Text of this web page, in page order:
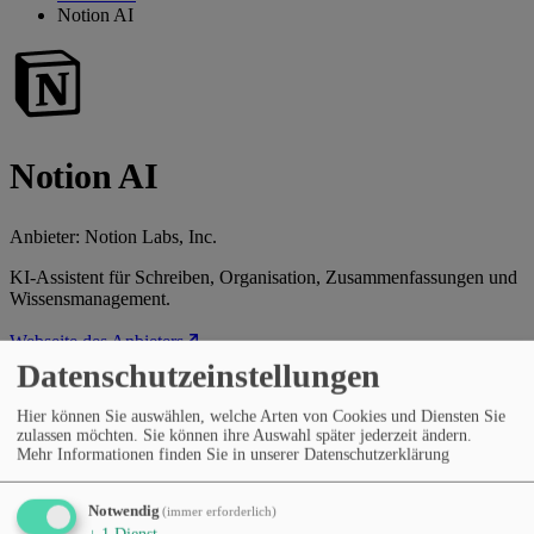
Notion AI
Notion AI
Anbieter: Notion Labs, Inc.
KI-Assistent für Schreiben, Organisation, Zusammenfassungen und
Wissensmanagement.
Webseite des Anbieters
Kategorien
AutomatisierungPräsentationen & DokumenteProduktivität
& WorkflowsLernen & BildungAufgaben- und
Preismodell
Kostenloser TarifAbonnement (monatlich/jährlich)
Datenschutzeinstellungen
Hier können Sie auswählen, welche Arten von Cookies und Diensten Sie
zulassen möchten. Sie können ihre Auswahl später jederzeit ändern.
Mehr Informationen finden Sie in unserer Datenschutzerklärung
Notwendig (immer erforderlich)